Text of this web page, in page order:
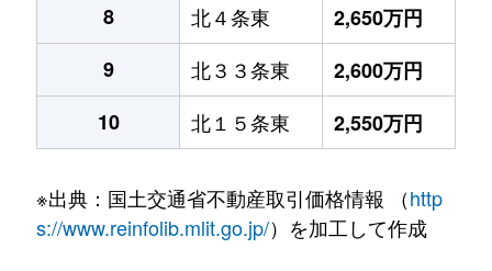
8
北４条東
2,650万円
9
北３３条東
2,600万円
10
北１５条東 2,550万円
※出典：国土交通省不動産取引価格情報 （http
s://www.reinfolib.mlit.go.jp/）を加工して作成